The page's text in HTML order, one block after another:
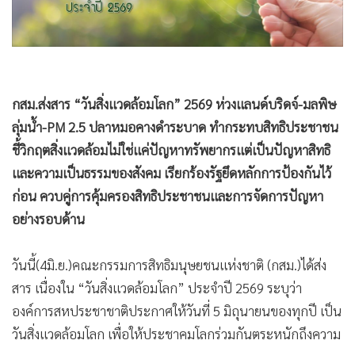
Infographic
• การเมือง
• ต่างประเทศ
• Special Scoop
เศรษฐกิจ-ธุรกิจ
ชุมชน-คุณภาพชีวิต
• Motoring
• เกม
• วิทยาศาสตร์
• SMEs
กสม.ส่งสาร “วันสิ่งแวดล้อมโลก” 2569 ห่วงแลนด์บริดจ์-มลพิษ
ลุ่มน้ำ-PM 2.5 ปลาหมอคางดำระบาด ทำกระทบสิทธิประชาชน
ชี้วิกฤตสิ่งแวดล้อมไม่ใช่แค่ปัญหาทรัพยากรแต่เป็นปัญหาสิทธิ
และความเป็นธรรมของสังคม เรียกร้องรัฐยึดหลักการป้องกันไว้
ก่อน ควบคู่การคุ้มครองสิทธิประชาชนและการจัดการปัญหา
อย่างรอบด้าน
วันนี้(4มิ.ย.)คณะกรรมการสิทธิมนุษยชนแห่งชาติ (กสม.)ได้ส่ง
สาร เนื่องใน “วันสิ่งแวดล้อมโลก” ประจำปี 2569 ระบุว่า
องค์การสหประชาชาติประกาศให้วันที่ 5 มิถุนายนของทุกปี เป็น
วันสิ่งแวดล้อมโลก เพื่อให้ประชาคมโลกร่วมกันตระหนักถึงความ